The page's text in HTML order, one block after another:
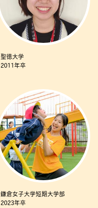
聖徳大学
2011年卒
鎌倉女子大学短期大学部
2023年卒